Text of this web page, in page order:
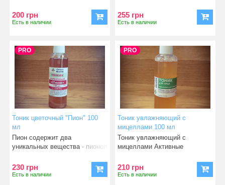
200 грн
Есть в наличии
255 грн
Есть в наличии
PRO
Тоник цветочный "Пион" 100
мл
Пион содержит два
уникальных вещества - пионол
230 грн
Есть в наличии
PRO
Тоник увлажняющий с
мицеллами 100 мл
Тоник увлажняющий с
мицеллами Активные
кожу
210 грн
Есть в наличии